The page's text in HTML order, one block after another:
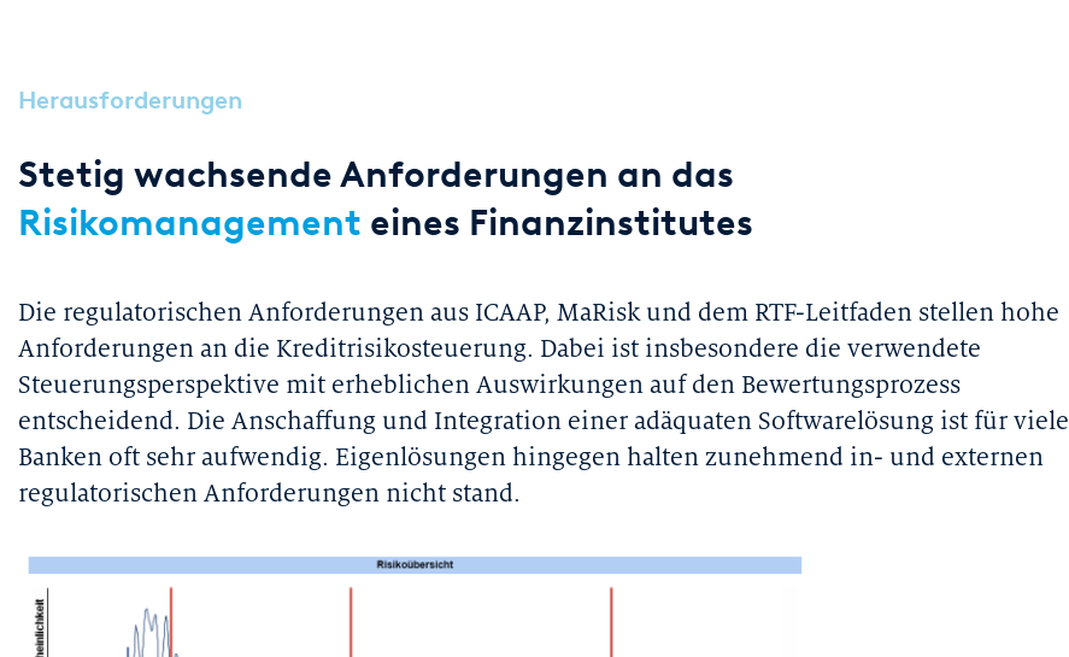
Herausforderungen
Stetig wachsende Anforderungen an das
Risikomanagement eines Finanzinstitutes
Die regulatorischen Anforderungen aus ICAAP, MaRisk und dem RTF-Leitfaden stellen hohe
Anforderungen an die Kreditrisikosteuerung. Dabei ist insbesondere die verwendete
Steuerungsperspektive mit erheblichen Auswirkungen auf den Bewertungsprozess
entscheidend. Die Anschaffung und Integration einer adäquaten Softwarelösung ist für viele
Banken oft sehr aufwendig. Eigenlösungen hingegen halten zunehmend in- und externen
regulatorischen Anforderungen nicht stand.